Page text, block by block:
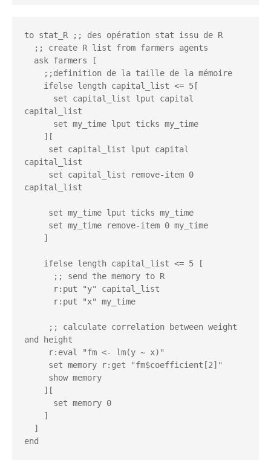
to stat_R ;; des opération stat issu de R
;; create R list from farmers agents
ask farmers [
;;definition de la taille de la mémoire
ifelse length capital_list <= 5[
set capital_list lput capital
capital_list
set my_time lput ticks my_time
][
set capital_list lput capital
capital_list
set capital_list remove-item 0
capital_list
set my_time lput ticks my_time
set my_time remove-item 0 my_time
]
ifelse length capital_list <= 5 [
;; send the memory to R
r:put "y" capital_list
r:put "x" my_time
;; calculate correlation between weight
and height
r:eval "fm <- lm(y ~ x)"
set memory r:get "fm$coefficient[2]"
show memory
][
set memory 0
]
]
end